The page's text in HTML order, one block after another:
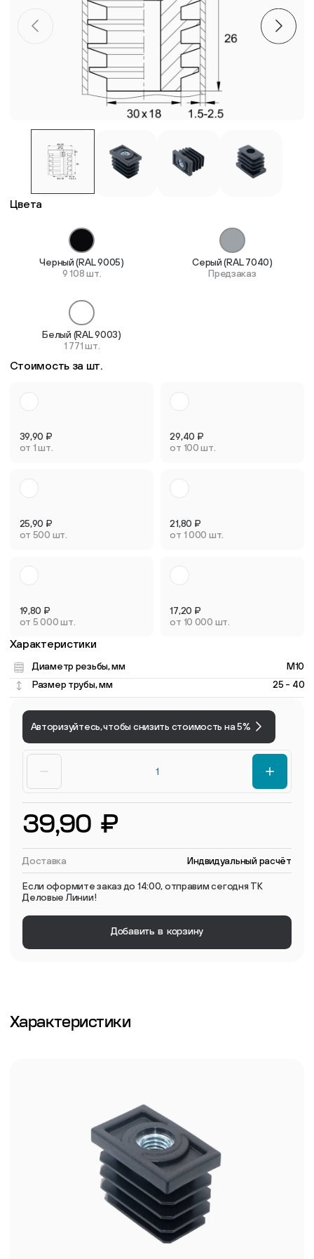
Цвета
Черный (RAL 9005)
9 108 шт.
Серый (RAL 7040)
Предзаказ
Белый (RAL 9003)
1 771 шт.
Стоимость за шт.
39,90 ₽
от 1 шт.
29,40 ₽
от 100 шт.
25,90 ₽
от 500 шт.
21,80 ₽
от 1 000 шт.
19,80 ₽
от 5 000 шт.
17,20 ₽
от 10 000 шт.
Характеристики
Диаметр резьбы, мм
M10
Размер трубы, мм
25 - 40
Авторизуйтесь, чтобы снизить стоимость на 5%
39,90 ₽
Доставка Индвидуальный расчёт
Если оформите заказ до 14:00, отправим сегодня ТК
Деловые Линии!
Добавить в корзину
Характеристики
Пластиковые столешницы для школьных парт
Комплектующие для мебели
Система выравнивания плитки
Дюбель